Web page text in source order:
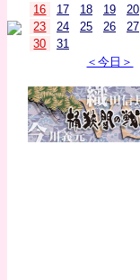
16
17 18 19 20
23
24 25 26 27
30
31
＜今日＞